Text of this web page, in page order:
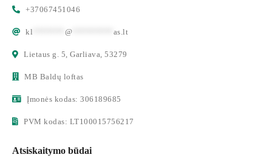
+37067451046
kl @ as.lt
Lietaus g. 5, Garliava, 53279
MB Baldų loftas
Įmonės kodas: 306189685
PVM kodas: LT100015756217
Atsiskaitymo būdai